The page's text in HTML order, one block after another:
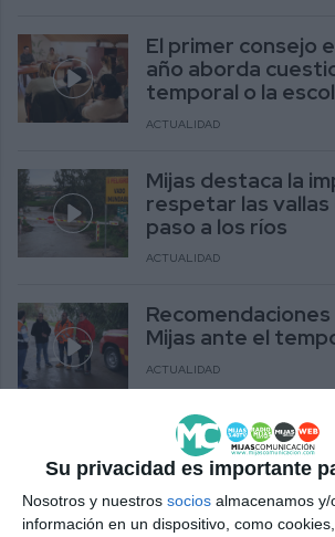
Su privacidad es importante
Nosotros y nuestros socios almacenamos
información en un dispositivo, como
El primer consejo
año aborda
temporal o la
ACTUALIDAD
Mijas destaca la
respetar las
paso a los ríos
ACTUALIDAD
Mijas ante el
ACTUALIDAD
El PP de Mijas
objetivos fijados
consejo de alcaldes
PP